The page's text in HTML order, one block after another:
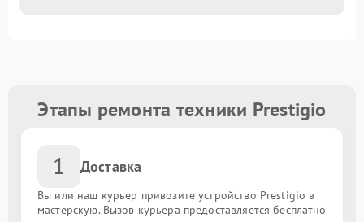
Этапы ремонта техники Prestigio
1 Доставка
Вы или наш курьер привозите устройство Prestigio в
мастерскую. Вызов курьера предоставляется бесплатно